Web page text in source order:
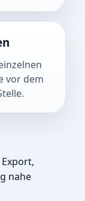
vor dem
nahe